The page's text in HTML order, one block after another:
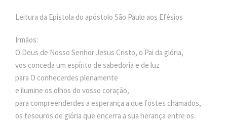
Leitura da Epístola do apóstolo São Paulo aos Efésios
Irmãos:
O Deus de Nosso Senhor Jesus Cristo, o Pai da glória,
vos conceda um espírito de sabedoria e de luz
para O conhecerdes plenamente
e ilumine os olhos do vosso coração,
para compreenderdes a esperança a que fostes chamados,
os tesouros de glória que encerra a sua herança entre os